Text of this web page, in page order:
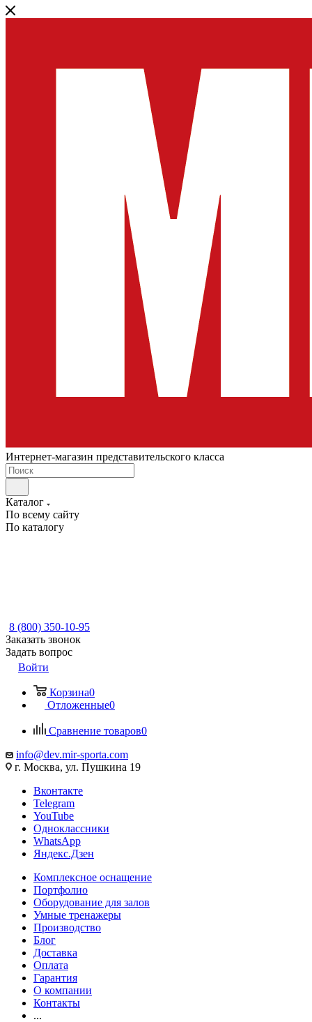
Интернет-магазин представительского класса
Каталог
По всему сайту
По каталогу
8 (800) 350-10-95
Заказать звонок
Задать вопрос
Войти
Корзина0
Отложенные0
Сравнение товаров0
info@dev.mir-sporta.com
г. Москва, ул. Пушкина 19
Вконтакте
Telegram
YouTube
Одноклассники
WhatsApp
Яндекс.Дзен
Комплексное оснащение
Портфолио
Оборудование для залов
Умные тренажеры
Производство
Блог
Доставка
Оплата
Гарантия
О компании
Контакты
...